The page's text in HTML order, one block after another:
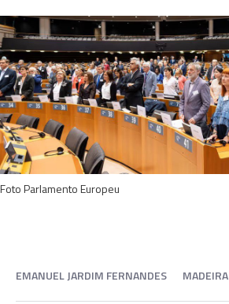
Foto Parlamento Europeu
EMANUEL JARDIM FERNANDES MADEIRA